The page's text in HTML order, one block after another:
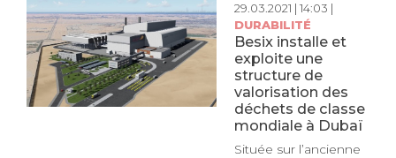
29.03.2021 | 14:03 |
DURABILITÉ
Besix installe et
exploite une
structure de
valorisation des
déchets de classe
mondiale à Dubaï
Située sur l’ancienne